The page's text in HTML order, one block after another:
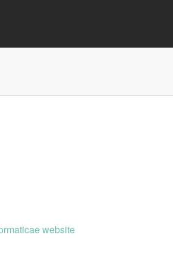
website